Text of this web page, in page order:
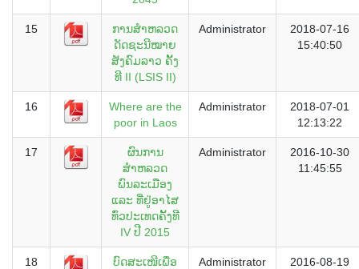
15
ການສຳຫລວດ
ດັດຊະນີໝາຍ
ສັງຄົມລາວ ຄັັ້ງ
ທີ II (LSIS II)
Administrator
2018-07-16
15:40:50
16
Where are the
poor in Laos
Administrator
2018-07-01
12:13:22
17
ຜົນການ
ສຳຫລວດ
ພົນລະເມືອງ
ແລະ ທີ່ຢູ່ອາໄສ
ທົ່ວປະເທດຄັ້ງທີ
IV ປີ 2015
Administrator
2016-10-30
11:45:55
18
ບົດສະເໜີເພື່ອ
Administrator
2016-08-19